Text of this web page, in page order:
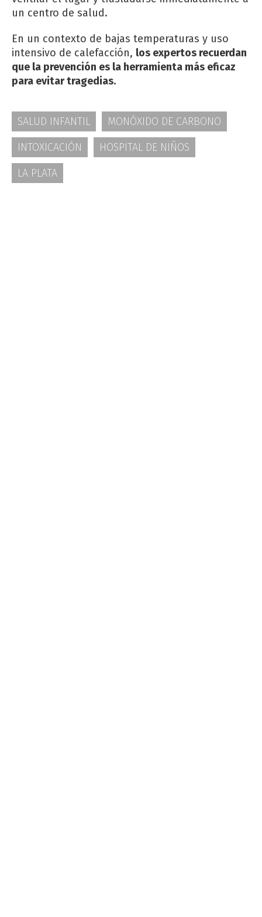
un centro de salud.
En un contexto de bajas temperaturas y uso
intensivo de calefacción, los expertos recuerdan
que la prevención es la herramienta más eficaz
para evitar tragedias.
SALUD INFANTIL
MONÓXIDO DE CARBONO
INTOXICACIÓN
HOSPITAL DE NIÑOS
LA PLATA